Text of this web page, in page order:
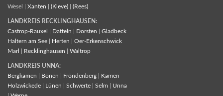
Wesel | Xanten (Kleve) (Rees)
LANDKREIS RECKLINGHAUSEN:
Castrop-Rauxel
Datteln Dorsten
Gladbeck
Haltern am See
Herten
Oer-Erkenschwick
Marl
Recklinghausen Waltrop
LANDKREIS UNNA:
Bergkamen
Bönen Fröndenberg
Kamen
Holzwickede
Lünen Schwerte Selm
Unna